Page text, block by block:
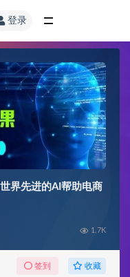
登录
界先进的AI帮助电商
1.7K
签到 收藏